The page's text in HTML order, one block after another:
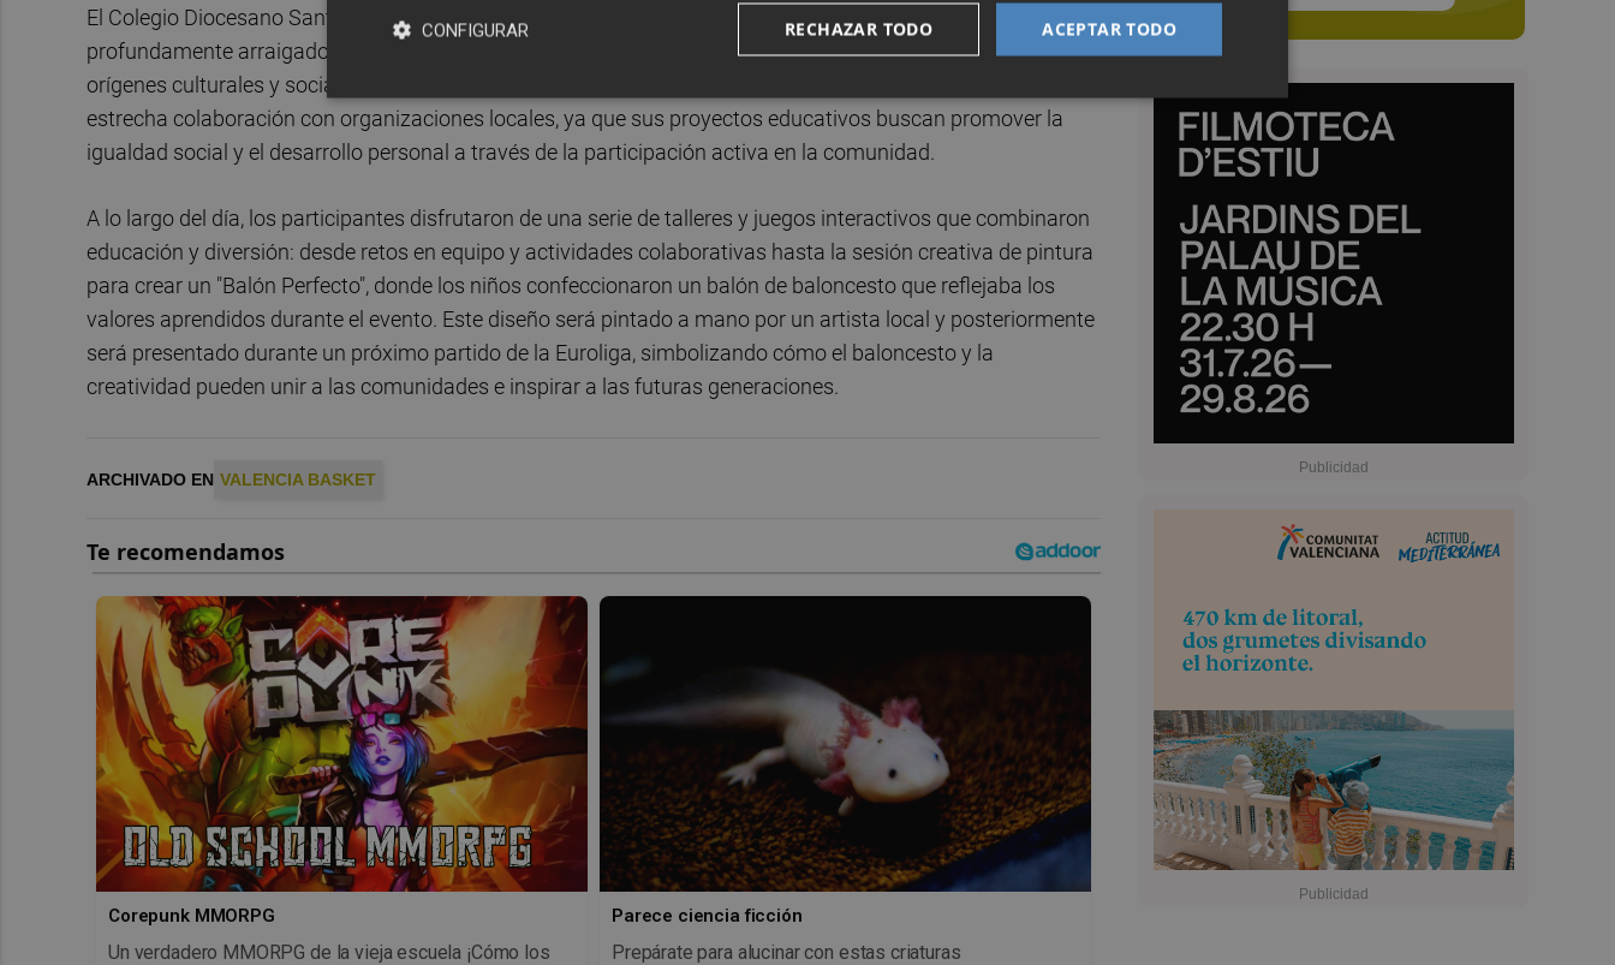
El Colegio Diocesano Santiago Apóstol es un centro educativo ubicado en el barrio de El Cabanyal,
profundamente arraigado en su comunidad local, que ofrece una educación de calidad a niños de diversos
orígenes culturales y sociales. El colegio también es reconocido por su firme compromiso social y su
estrecha colaboración con organizaciones locales, ya que sus proyectos educativos buscan promover la
igualdad social y el desarrollo personal a través de la participación activa en la comunidad.
A lo largo del día, los participantes disfrutaron de una serie de talleres y juegos interactivos que combinaron
educación y diversión: desde retos en equipo y actividades colaborativas hasta la sesión creativa de pintura
para crear un "Balón Perfecto", donde los niños confeccionaron un balón de baloncesto que reflejaba los
valores aprendidos durante el evento. Este diseño será pintado a mano por un artista local y posteriormente
será presentado durante un próximo partido de la Euroliga, simbolizando cómo el baloncesto y la
creatividad pueden unir a las comunidades e inspirar a las futuras generaciones.
ARCHIVADO EN VALENCIA BASKET
Corepunk MMORPG
Un verdadero MMORPG de la vieja escuela ¡Cómo los
Parece ciencia ficción
Prepárate para alucinar con estas criaturas
ACEPTAR TODO
RECHAZAR TODO
CONFIGURAR